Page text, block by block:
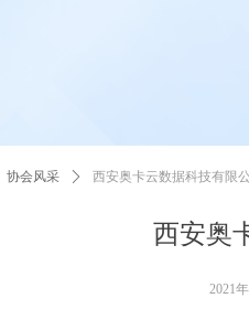
西安奥
协会风采 ꄲ 西安奥卡云数据科技有限
2021